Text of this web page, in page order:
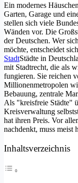
Ein modernes
Garten, Garage und
stellen sich viele
Wänden vor. Die
der Deutschen. Wer
möchte, entscheidet
StadtStädte in
mit Stadtrecht, die als
fungieren. Sie reichen
Millionenmetropolen
Bebauung, zentrale
Als "kreisfreie Städte"
Kreisverwaltung
hat ihren Preis. Vor
nachdenkt, muss meist
Inhaltsverzeichnis